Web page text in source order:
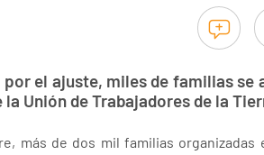
el ajuste, miles de familias se
Unión de Trabajadores de la
más de dos mil familias organizadas